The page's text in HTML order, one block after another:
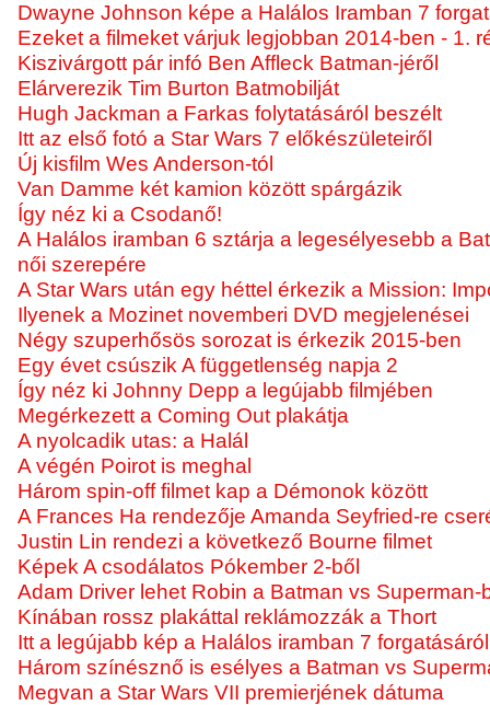
Dwayne Johnson képe a Halálos Iramban 7
Ezeket a filmeket várjuk legjobban 2014-ben - 1.
Kiszivárgott pár infó Ben Affleck Batman-jéről
Elárverezik Tim Burton Batmobilját
Hugh Jackman a Farkas folytatásáról beszélt
Itt az első fotó a Star Wars 7 előkészületeiről
Új kisfilm Wes Anderson-tól
Van Damme két kamion között spárgázik
Így néz ki a Csodanő!
A Halálos iramban 6 sztárja a legesélyesebb a
női szerepére
A Star Wars után egy héttel érkezik a Mission:
Ilyenek a Mozinet novemberi DVD megjelenései
Négy szuperhősös sorozat is érkezik 2015-ben
Egy évet csúszik A függetlenség napja 2
Így néz ki Johnny Depp a legújabb filmjében
Megérkezett a Coming Out plakátja
A nyolcadik utas: a Halál
A végén Poirot is meghal
Három spin-off filmet kap a Démonok között
A Frances Ha rendezője Amanda Seyfried-re
Justin Lin rendezi a következő Bourne filmet
Képek A csodálatos Pókember 2-ből
Adam Driver lehet Robin a Batman vs Superman-
Kínában rossz plakáttal reklámozzák a Thort
Itt a legújabb kép a Halálos iramban 7 forgatásáról
Három színésznő is esélyes a Batman vs
Megvan a Star Wars VII premierjének dátuma